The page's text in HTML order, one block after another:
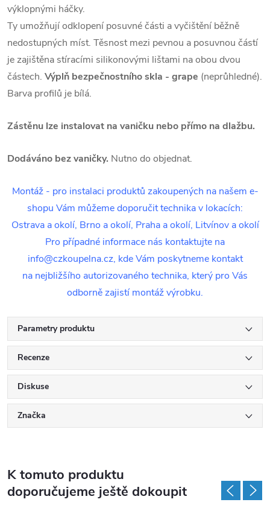
výklopnými háčky.
Ty umožňují odklopení posuvné části a vyčištění běžně
nedostupných míst. Těsnost mezi pevnou a posuvnou částí
je zajištěna stíracími silikonovými lištami na obou dvou
částech. Výplň bezpečnostního skla - grape (neprůhledné).
Barva profilů je bílá.
Zástěnu lze instalovat na vaničku nebo přímo na dlažbu.
Dodáváno bez vaničky. Nutno do objednat.
Montáž - pro instalaci produktů zakoupených na našem e-
shopu Vám můžeme doporučit technika v lokacích:
Ostrava a okolí, Brno a okolí, Praha a okolí, Litvínov a okolí
Pro případné informace nás kontaktujte na
info@czkoupelna.cz, kde Vám poskytneme kontakt
na nejbližšího autorizovaného technika, který pro Vás
odborně zajistí montáž výrobku.
Parametry produktu
Recenze
Diskuse
Značka
K tomuto produktu
doporučujeme ještě dokoupit